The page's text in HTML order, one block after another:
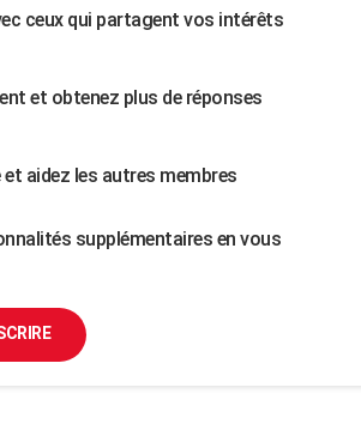
ceux qui partagent vos intérêts
et obtenez plus de réponses
aidez les autres membres
supplémentaires en vous